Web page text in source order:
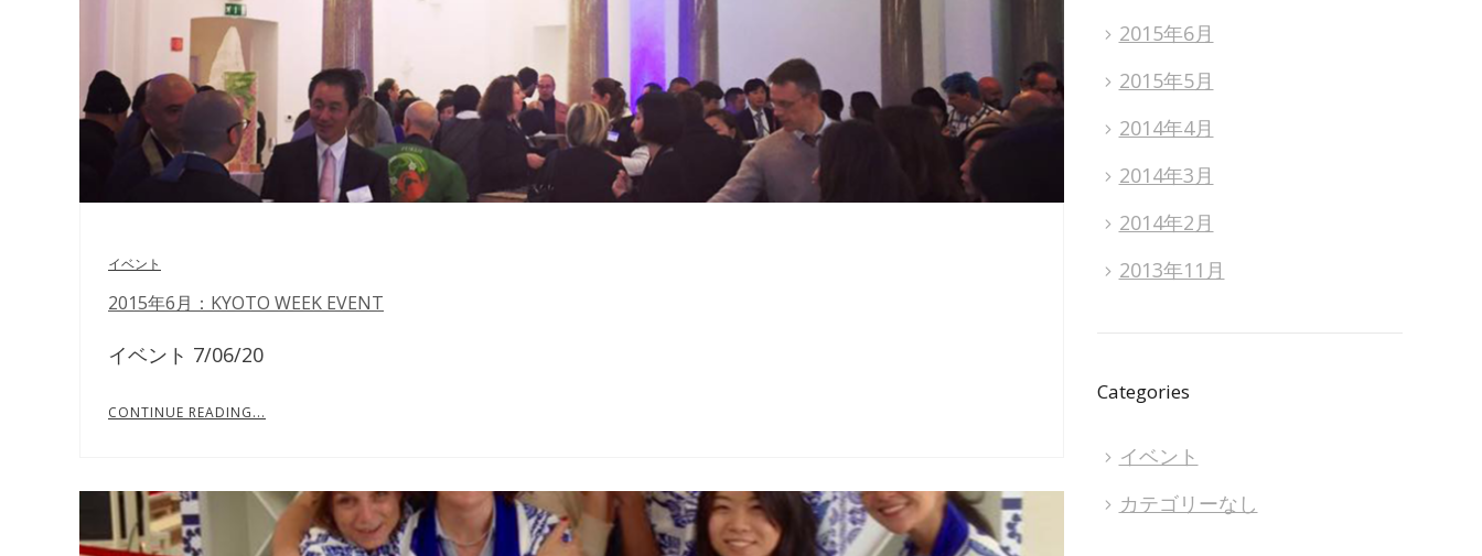
イベント
2015年6月：KYOTO WEEK EVENT
イベント 7/06/20
CONTINUE READING...
2015年6月
2015年5月
2014年4月
2014年3月
2014年2月
2013年11月
Categories
イベント
カテゴリーなし